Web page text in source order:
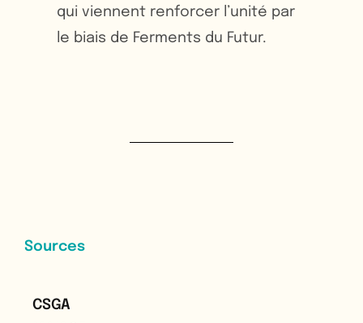
qui viennent renforcer l’unité par
le biais de Ferments du Futur.
Sources
CSGA